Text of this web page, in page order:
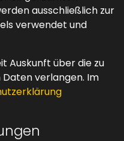
ausschließlich zur
verwendet und
Auskunft über die zu
verlangen. Im